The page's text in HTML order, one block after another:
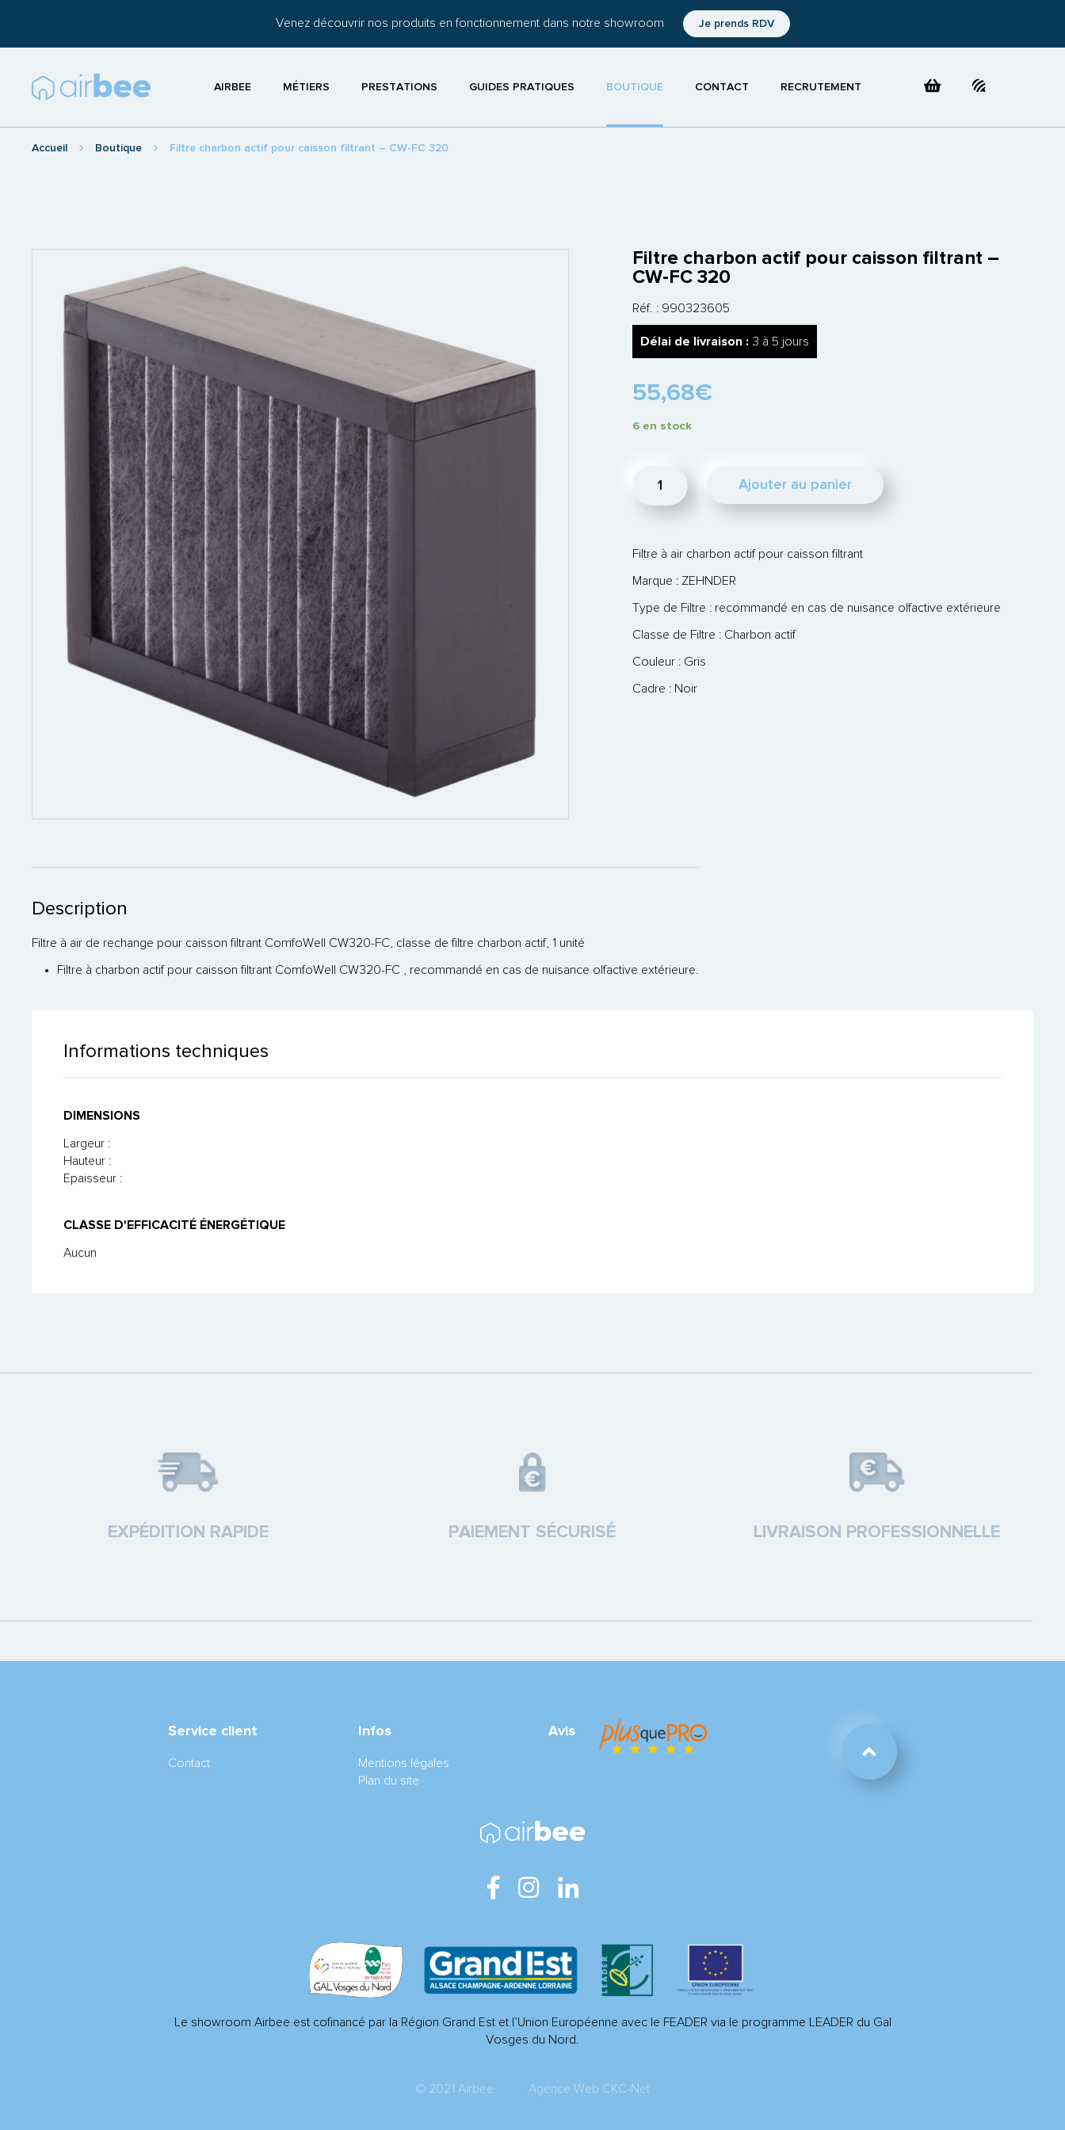
Venez découvrir nos produits en fonctionnement dans notre showroom Je prends RDV
AIRBEE MÉTIERS PRESTATIONS GUIDES PRATIQUES BOUTIQUE CONTACT RECRUTEMENT
Accueil Boutique Filtre charbon actif pour caisson filtrant – CW-FC 320
Filtre charbon actif pour caisson filtrant –
CW-FC 320
Réf. : 990323605
Délai de livraison : 3 à 5 jours
55,68€
6 en stock
Filtre
pour
caisson
-
CW-
320
Ajouter au panier
Filtre à air charbon actif pour caisson filtrant
Marque : ZEHNDER
Type de Filtre : recommandé en cas de nuisance olfactive extérieure
Classe de Filtre : Charbon actif
Couleur : Gris
Cadre : Noir
Description
Filtre à air de rechange pour caisson filtrant ComfoWell CW320-FC, classe de filtre charbon actif, 1 unité
Filtre à charbon actif pour caisson filtrant ComfoWell CW320-FC , recommandé en cas de nuisance olfactive extérieure.
Informations techniques
DIMENSIONS
Largeur :
Hauteur :
Epaisseur :
CLASSE D'EFFICACITÉ ÉNERGÉTIQUE
Aucun
EXPÉDITION RAPIDE PAIEMENT SÉCURISÉ LIVRAISON PROFESSIONNELLE
Service client
Contact
Infos
Mentions légales
Plan du site
Avis
Le showroom Airbee est cofinancé par la Région Grand Est et l’Union Européenne avec le FEADER via le programme LEADER du Gal
Vosges du Nord.
© 2021 Airbee Agence Web CKC-Net